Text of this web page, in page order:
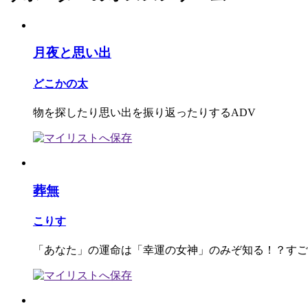
月夜と思い出
どこかの太
物を探したり思い出を振り返ったりするADV
葬無
こりす
「あなた」の運命は「幸運の女神」のみぞ知る！？す